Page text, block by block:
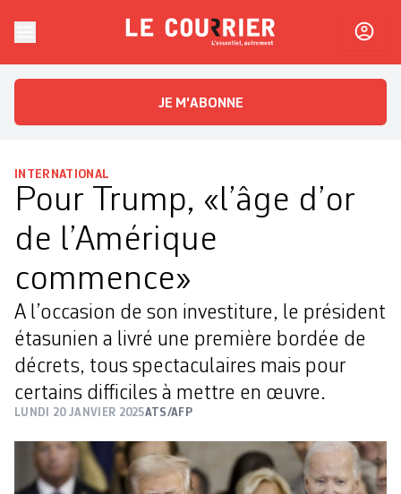
Le CourrierL'essentiel, autrement
JE M'ABONNE
INTERNATIONAL
Pour Trump, «l’âge d’or
de l’Amérique
commence»
A l’occasion de son investiture, le président
étasunien a livré une première bordée de
décrets, tous spectaculaires mais pour
certains difficiles à mettre en œuvre.
LUNDI 20 JANVIER 2025ATS/AFP